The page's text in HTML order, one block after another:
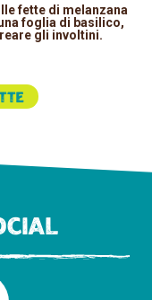
fette di melanzana
foglia di basilico,
gli involtini.